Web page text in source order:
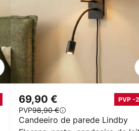
Candeeiro de parede Lindby
69,90 € PVP -
PVP98,90 €